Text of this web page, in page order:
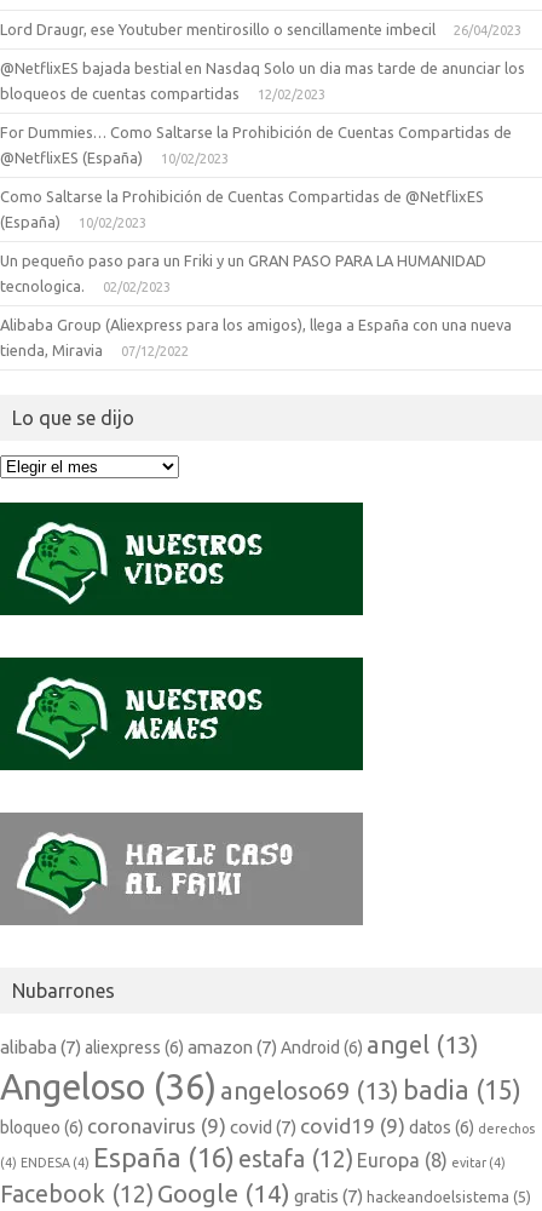
Lord Draugr, ese Youtuber mentirosillo o sencillamente imbecil 26/04/2023
@NetflixES bajada bestial en Nasdaq Solo un dia mas tarde de anunciar los
bloqueos de cuentas compartidas
12/02/2023
For Dummies… Como Saltarse la Prohibición de Cuentas Compartidas de
@NetflixES (España)
10/02/2023
Como Saltarse la Prohibición de Cuentas Compartidas de @NetflixES
(España)
10/02/2023
Un pequeño paso para un Friki y un GRAN PASO PARA LA HUMANIDAD
tecnologica.
02/02/2023
Alibaba Group (Aliexpress para los amigos), llega a España con una nueva
tienda, Miravia
07/12/2022
Lo que se dijo
Lo
Nubarrones
alibaba (7) aliexpress (6) amazon (7) Android (6) angel (13)
Angeloso (36) angeloso69 (13) badia (15)
bloqueo (6) coronavirus (9) covid (7) covid19 (9) datos (6) derechos
(4) ENDESA (4) España (16) estafa (12) Europa (8) evitar (4)
Facebook (12) Google (14) gratis (7) hackeandoelsistema (5)